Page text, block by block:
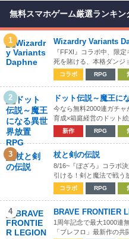
無料スマホゲーム厳選ランキン
1 Wizardry Variants
『FFXI』コラボ中、限
死を賭ける、本格ダンジ
コラボ RPG
2 ドット伝説～魔王に
今なら無料2000連ガチ
育成×箱庭経営のドット
新作 RPG
3 杖と剣の伝説
8/16~『ぼざろ』コラボ
引ける！剣と魔法で戦う
コラボ RPG
4 BRAVE FRONTIER
1周年記念で最大1000連
「ブレフロ」最新作の共